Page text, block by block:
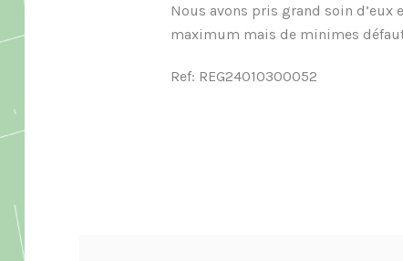
Nous avons pris grand soin
maximum mais de minimes
Ref: REG24010300052